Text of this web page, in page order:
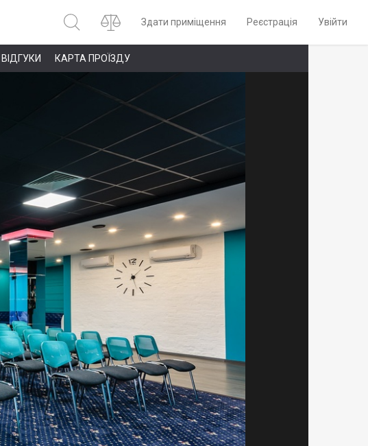
Здати приміщення Реєстрація Увійти
ВІДГУКИ КАРТА ПРОЇЗДУ